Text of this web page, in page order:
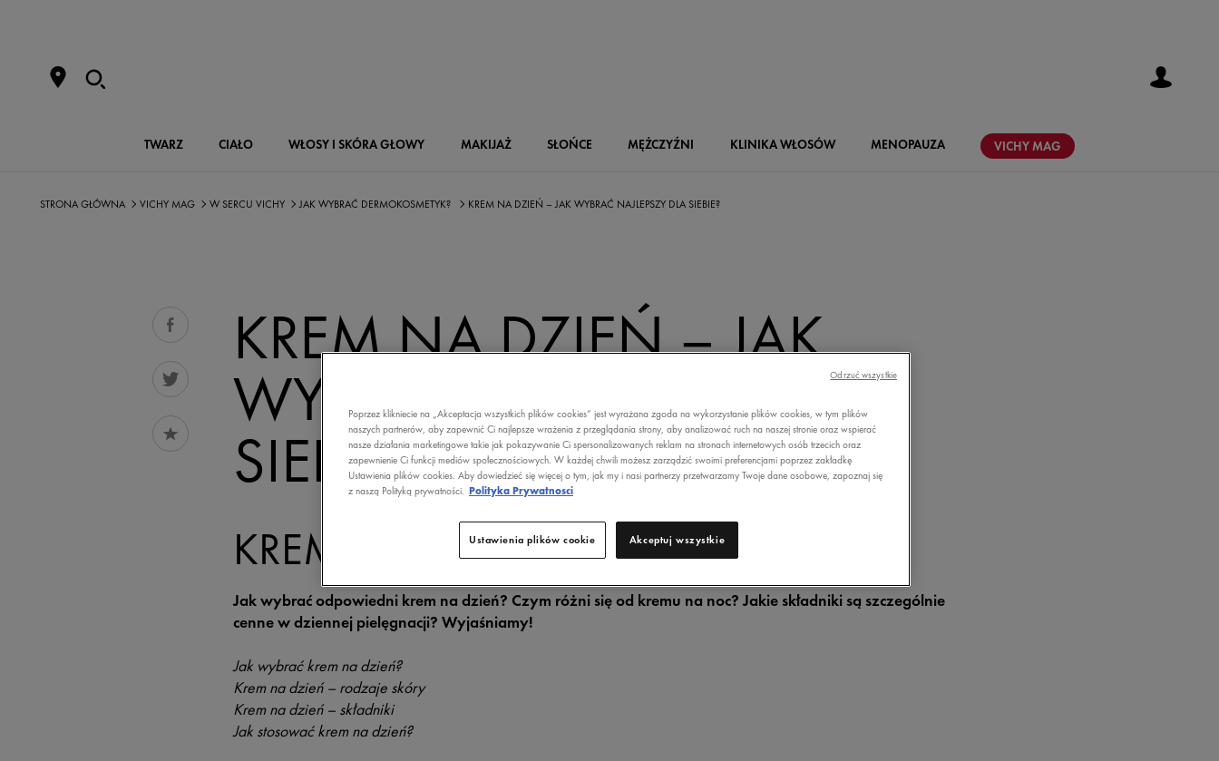
TWARZ CIAŁO WŁOSY I SKÓRA GŁOWY MAKIJAŻ SŁOŃCE MĘŻCZYŹNI KLINIKA WŁOSÓW MENOPAUZA VICHY MAG
STRONA GŁÓWNA VICHY MAG W SERCU VICHY JAK WYBRAĆ DERMOKOSMETYK? KREM NA DZIEŃ – JAK WYBRAĆ NAJLEPSZY DLA SIEBIE?
KREM NA DZIEŃ – JAK
WYBRAĆ NAJLEPSZY DLA
SIEBIE?
KREM NA DZIEŃ
Jak wybrać odpowiedni krem na dzień? Czym różni się od kremu na noc? Jakie składniki są szczególnie
cenne w dziennej pielęgnacji? Wyjaśniamy!
Jak wybrać krem na dzień?
Krem na dzień – rodzaje skóry
Krem na dzień – składniki
Jak stosować krem na dzień?
Poprzez klikniecie na „Akceptacja wszystkich plików cookies” jest wyrażana zgoda na wykorzystanie plików cookies, w tym plików
naszych partnerów, aby zapewnić Ci najlepsze wrażenia z przeglądania strony, aby analizować ruch na naszej stronie oraz wspierać
nasze działania marketingowe takie jak pokazywanie Ci spersonalizowanych reklam na stronach internetowych osób trzecich oraz
zapewnienie Ci funkcji mediów społecznościowych. W każdej chwili możesz zarządzić swoimi preferencjami poprzez zakładkę
Ustawienia plików cookies. Aby dowiedzieć się więcej o tym, jak my i nasi partnerzy przetwarzamy Twoje dane osobowe, zapoznaj się
z naszą Polityką prywatności. Polityka Prywatnosci
Ustawienia plików cookie Akceptuj wszystkie
Odrzuć wszystkie